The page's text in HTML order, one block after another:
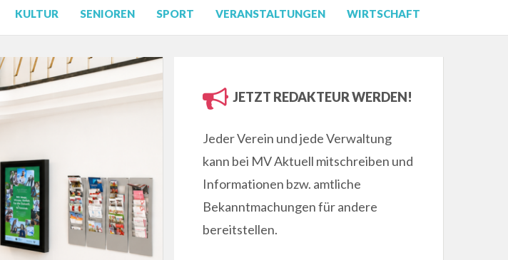
KULTUR SENIOREN SPORT VERANSTALTUNGEN WIRTSCHAFT
JETZT REDAKTEUR WERDEN!
Jeder Verein und jede Verwaltung
kann bei MV Aktuell mitschreiben und
Informationen bzw. amtliche
Bekanntmachungen für andere
bereitstellen.